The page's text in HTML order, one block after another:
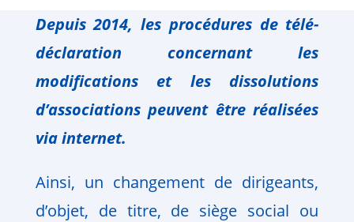
Depuis 2014, les procédures de télé-
déclaration concernant les
modifications et les dissolutions
d’associations peuvent être réalisées
via internet.
Ainsi, un changement de dirigeants,
d’objet, de titre, de siège social ou